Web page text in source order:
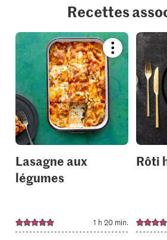
Recettes
Bookmark
recipe
add
it
your
collections.
Lasagne aux
légumes
1 h 20 min.
Rôti